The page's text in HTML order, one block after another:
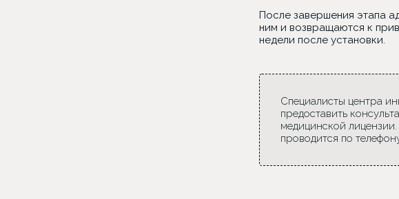
После завершения этапа
ним и возвращаются к
недели после установки.
Специалисты центра
предоставить
медицинской
проводится по